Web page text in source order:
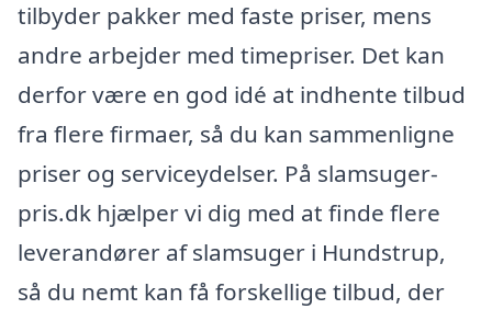
tilbyder pakker med faste priser, mens
andre arbejder med timepriser. Det kan
derfor være en god idé at indhente tilbud
fra flere firmaer, så du kan sammenligne
priser og serviceydelser. På slamsuger-
pris.dk hjælper vi dig med at finde flere
leverandører af slamsuger i Hundstrup,
så du nemt kan få forskellige tilbud, der